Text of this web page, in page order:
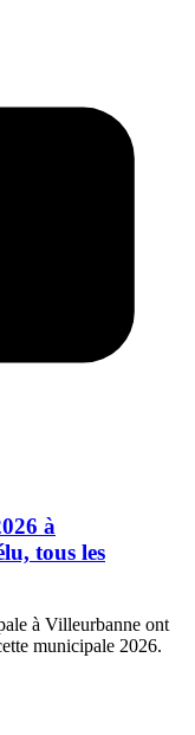
à
tous les
à Villeurbanne ont
municipale 2026.